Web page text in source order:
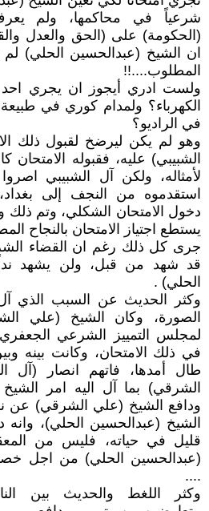
شرعياً في محاكمها، ولم
(الحكومة) على (الحق والعدل
ان الشيخ (عبدالحسين الحلي) لم
المطلوب....!!
ولست ادري أيجوز ان يجري احد
الكهرباء؟ ولمدام كوري في
في الراديو؟
وهو لم يكن ليرضخ لقبول ذلك
الشبيبي) عليه، فقبوله
لأمثاله، ولكن آل الشبيبي
استقدموه من النجف إلى
دخول الامتحان الشكلي، وتم ذلك
يستطع اجتياز الامتحان بالنجاح
جرى كل ذلك رغم ان القضاء
قد شهد من قبل، ولن يشهد
الحلي) .
وكثر الحديث عن السبب الذي
الصورة، وكان الشيخ (علي
لمجلس التمييز الشرعي
في ذلك الامتحان، وكانت بينه
طال أمدها، فاتهم انصار (آل
الشرقي) بما آل اليه امر
ودافع الشيخ (علي الشرقي) عن
الشيخ (عبدالحسين الحلي)،
قليل في حياته، فليس من
(عبدالحسين الحلي) من اجل
....
وكثر اللغط والحديث بين